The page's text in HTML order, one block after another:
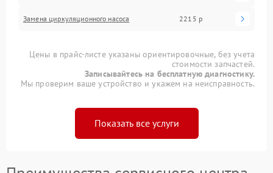
Замена циркуляционного насоса 2215 р
Цены в прайс-листе указаны ориентировочные, без учета
стоимости запчастей.
Записывайтесь на бесплатную диагностику.
Мы проверим ваше устройство и укажем на неисправность.
Показать все услуги